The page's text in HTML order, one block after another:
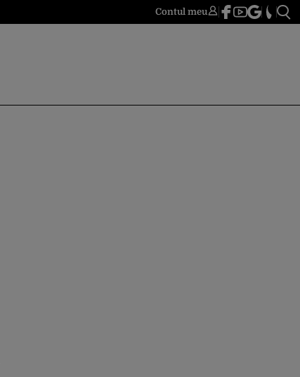
Contul meu